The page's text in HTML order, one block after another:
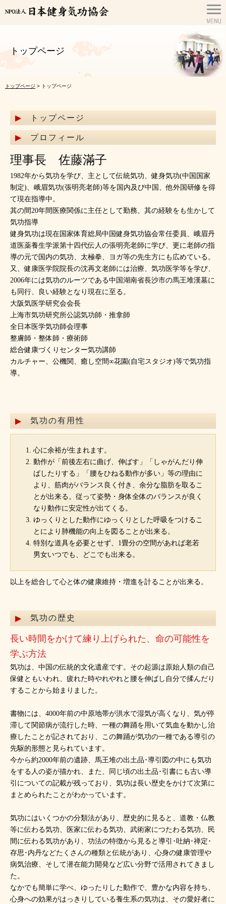
トップページ
トップページ > トップページ
トップページ
プロフィール
理事長 佐藤滿子
1982年から気功を学び、主として伝統気功、健身気功(中国国家
制定)、峨眉気功(張明亮老師)等を国内及び中国、他外国研修を得
て現在指導中。
其の間20年間医療関係に主任として勤務、其の経験をも生かして
気功指導
健身気功は現在国家体育総局中国健身気功協会常任委員、峨眉丹
道医薬養生学派第十四代伝人の張明亮老師に学び、更に老師の指
導の元で国内の気功、太極拳、ヨガ等の先生方にも広めている。
又、健康医学院院長の沈再文老師には治療、気功医学等を学び、
2006年には気功のルーツである中国湖南省長沙市の馬王堆漢墓に
も同行、良い経験となり現在に至る。
大阪気医学研究会会長
上海市気功研究所公認気功師・推拿師
全日本医学気功師会理事
整膚師・整体師・療術師
総合健康づくりセンター気功講師
カルチャー、公機関、癒し空間∞花園(自宅スタジオ)等で気功指
導。
気功の有用性
心に余裕が生まれます。
動作が「前後左右に曲げ、伸ばす」「しゃがんだり伸
ばしたりする」「腰をひねる動作が多い」等の理由に
より、筋肉がバランス良く付き、余分な脂肪を取るこ
とが出来る。従って姿勢・身体全体のバランスが良く
なり動作に安定性が出てくる。
ゆっくりとした動作にゆっくりとした呼吸をつけるこ
とにより肺機能の向上を図ることが出来る。
特別な道具を必要とせず、1畳分の空間があれば老若
男女いつでも、どこでも出来る。
以上を総合して心と体の健康維持・増進を計ることが出来る。
気功の歴史
長い時間をかけて練り上げられた、命の可能性を
学ぶ方法
気功は、中国の伝統的文化遺産です。その起源は原始人類の自己
保健ともいわれ、疲れた時やれやれと腰を伸ばし自分で揉んだり
することから始まりました。
書物には、4000年前の中原地帯が洪水で湿気が高くなり、気が停
滞して関節病が流行した時、一種の舞踊を用いて気血を動かし治
療したことが記されており、この舞踊が気功の一種である導引の
先駆的形態と見られています。
今から約2000年前の遺跡、馬王堆の出土品･導引図の中にも気功
をする人の姿が描かれ、また、同じ頃の出土品･引書にも古い導
引についての記載が残っており、気功は長い歴史をかけて次第に
まとめられたことがわかっています。
気功にはいくつかの分類法があり、歴史的に見ると、道教・仏教
等に伝わる気功、医家に伝わる気功、武術家につたわる気功、民
間に伝わる気功があり、功法の特徴から見ると導引･吐納･禅定･
存思･内丹などたくさんの種類と伝統があり、心身の健康管理や
病気治療、そして潜在能力開発など広い分野で活用されてきまし
た。
なかでも簡単に学べ、ゆったりした動作で、豊かな内容を持ち、
心身への効果がはっきりしている養生系の気功は、その愛好者に